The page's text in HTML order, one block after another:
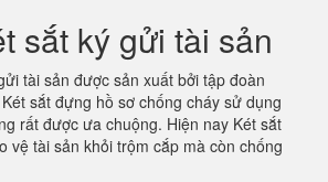
sắt ký gửi tài sản
tài sản được sản xuất bởi tập đoàn
sắt đựng hồ sơ chống cháy sử dụng
rất được ưa chuộng. Hiện nay Két sắt
vệ tài sản khỏi trộm cắp mà còn chống